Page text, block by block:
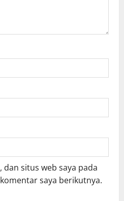
dan situs web saya pada
saya berikutnya.